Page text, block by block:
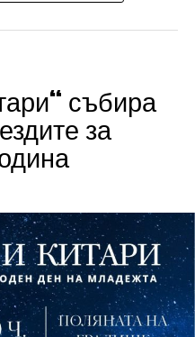
в парк „Максим
кула, с вход
на 12 август с
& Vakavliev.
събира
за